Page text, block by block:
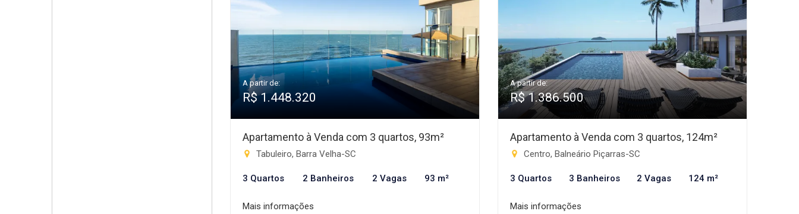
A partir de:
R$ 1.448.320
Apartamento à Venda com 3 quartos, 93m²
Tabuleiro, Barra Velha-SC
3 Quartos 2 Banheiros 2 Vagas 93 m²
Mais informações
A partir de:
R$ 1.386.500
Apartamento à Venda com 3 quartos, 124m²
Centro, Balneário Piçarras-SC
3 Quartos 3 Banheiros 2 Vagas 124 m²
Mais informações